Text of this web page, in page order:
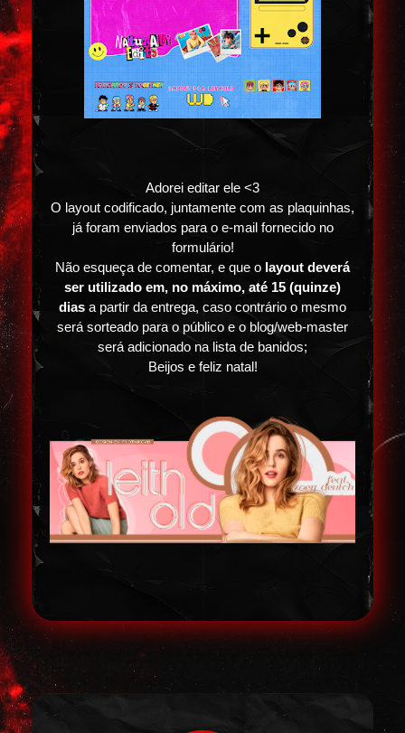
Adorei editar ele <3
O layout codificado, juntamente com as plaquinhas,
já foram enviados para o e-mail fornecido no
formulário!
Não esqueça de comentar, e que o layout deverá
ser utilizado em, no máximo, até 15 (quinze)
dias a partir da entrega, caso contrário o mesmo
será sorteado para o público e o blog/web-master
será adicionado na lista de banidos;
Beijos e feliz natal!